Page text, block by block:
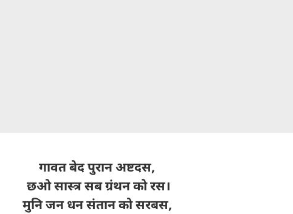
गावत बेद पुरान अष्टदस,
छओ सास्त्र सब ग्रंथन को रस।
मुनि जन धन संतान को सरबस,